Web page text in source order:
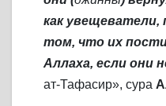
как
том, что их
Аллаха, если они
ат-Тафасир», сура